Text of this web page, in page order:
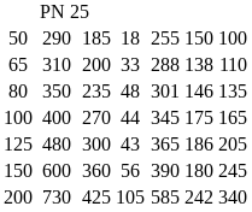
PN 25
50 290 185 18 255 150 100
65 310 200 33 288 138 110
80 350 235 48 301 146 135
100 400 270 44 345 175 165
125 480 300 43 365 186 205
150 600 360 56 390 180 245
200 730 425 105 585 242 340